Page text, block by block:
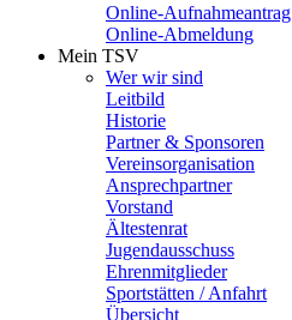
Online-Aufnahmeantrag
Online-Abmeldung
Mein TSV
Wer wir sind
Leitbild
Historie
Partner & Sponsoren
Vereinsorganisation
Ansprechpartner
Vorstand
Ältestenrat
Jugendausschuss
Ehrenmitglieder
Sportstätten / Anfahrt
Übersicht